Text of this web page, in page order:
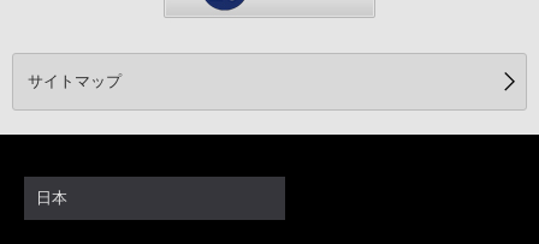
サイトマップ
日本